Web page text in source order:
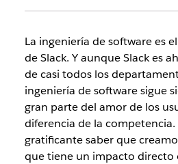
La ingeniería de software es
de Slack. Y aunqueSlack es
de casi todos los
ingeniería de software sigue
gran parte del amor de los
diferencia de la
gratificante saber que
que tiene un impacto directo